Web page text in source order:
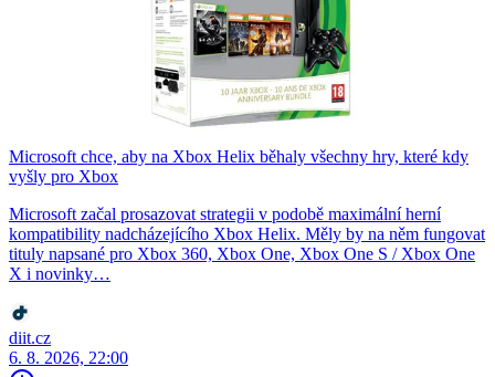
Microsoft chce, aby na Xbox Helix běhaly všechny hry, které kdy
vyšly pro Xbox
Microsoft začal prosazovat strategii v podobě maximální herní
kompatibility nadcházejícího Xbox Helix. Měly by na něm fungovat
tituly napsané pro Xbox 360, Xbox One, Xbox One S / Xbox One
X i novinky…
diit.cz
6. 8. 2026, 22:00